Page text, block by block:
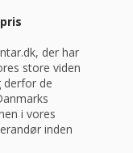
der har
store viden
derfor de
i vores
inden